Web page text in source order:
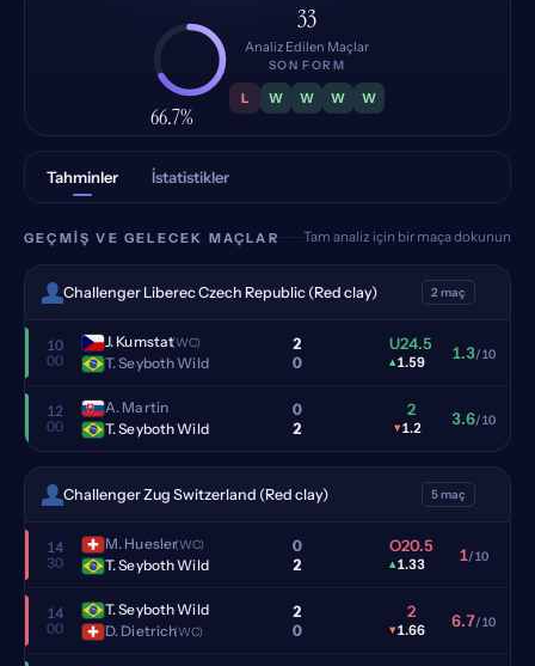
66.7%
33
Analiz Edilen Maçlar
SON FORM
L W W W W
Tahminler İstatistikler
GEÇMIŞ VE GELECEK MAÇLAR Tam analiz için bir maça dokunun
Challenger Liberec Czech Republic (Red clay) 2 maç
10
00
J. Kumstat(WC)
T. Seyboth Wild
2
0
U24.5
▴1.59 1.3/10
12
00
A. Martin
T. Seyboth Wild
0
2
2
▾1.2 3.6/10
Challenger Zug Switzerland (Red clay) 5 maç
14
30
M. Huesler(WC)
T. Seyboth Wild
0
2
O20.5
▴1.33 1/10
14
00
T. Seyboth Wild
D. Dietrich(WC)
2
0
2
▾1.66 6.7/10